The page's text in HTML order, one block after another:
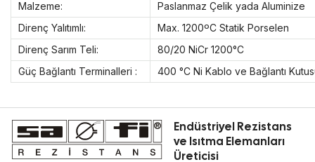
Malzeme:
Paslanmaz Çelik yada Aluminize
Direnç Yalıtımlı:
Max. 1200ºC Statik Porselen
Direnç Sarım Teli:
80/20 NiCr 1200°C
Güç Bağlantı Terminalleri :
400 °C Ni Kablo ve Bağlantı
Endüstriyel Rezistans
ve Isıtma Elemanları
Üreticisi